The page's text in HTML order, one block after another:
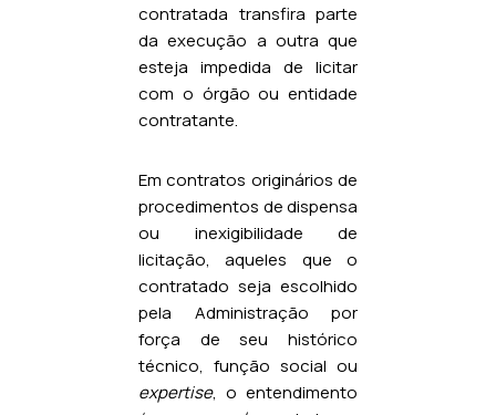
contratada transfira parte
da execução a outra que
esteja impedida de licitar
com o órgão ou entidade
contratante.
Em contratos originários de
procedimentos de dispensa
ou inexigibilidade de
licitação, aqueles que o
contratado seja escolhido
pela Administração por
força de seu histórico
técnico, função social ou
expertise, o entendimento